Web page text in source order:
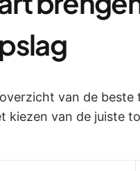
van de beste
kiezen van de juiste